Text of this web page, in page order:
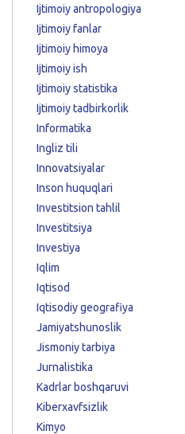
Ijtimoiy antropologiya
Ijtimoiy fanlar
Ijtimoiy himoya
Ijtimoiy ish
Ijtimoiy statistika
Ijtimoiy tadbirkorlik
Informatika
Ingliz tili
Innovatsiyalar
Inson huquqlari
Investitsion tahlil
Investitsiya
Investiya
Iqlim
Iqtisod
Iqtisodiy geografiya
Jamiyatshunoslik
Jismoniy tarbiya
Jurnalistika
Kadrlar boshqaruvi
Kiberxavfsizlik
Kimyo